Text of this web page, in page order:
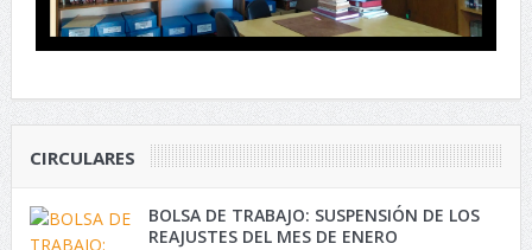
CIRCULARES
BOLSA DE TRABAJO: SUSPENSIÓN DE LOS
REAJUSTES DEL MES DE ENERO